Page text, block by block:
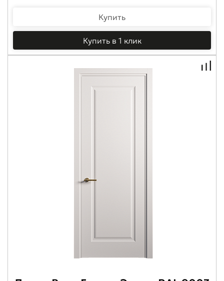
Купить
Купить в 1 клик